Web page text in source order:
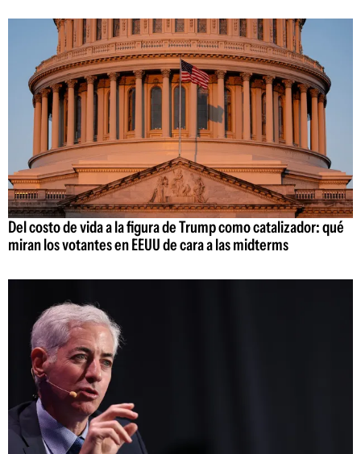
Del costo de vida a la figura de Trump como catalizador: qué
miran los votantes en EEUU de cara a las midterms